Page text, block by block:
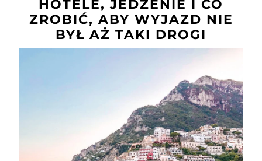
HOTELE, JEDZENIE I CO
ZROBIĆ, ABY WYJAZD NIE
BYŁ AŻ TAKI DROGI